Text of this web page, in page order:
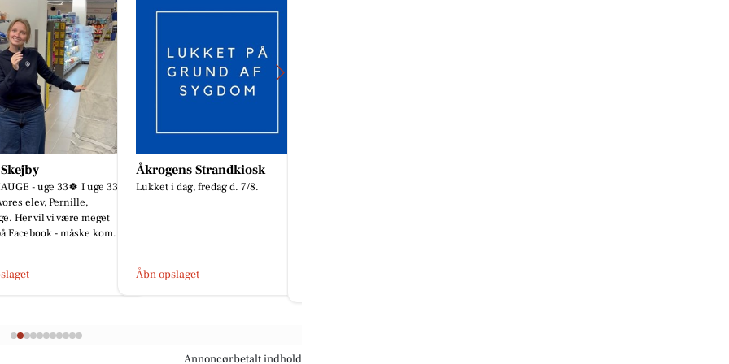
Strandkiosk
dag, fredag d. 7/8.
Min Bedste Ven
Hundetræning
Åbn opslaget
Annoncørbetalt indhold